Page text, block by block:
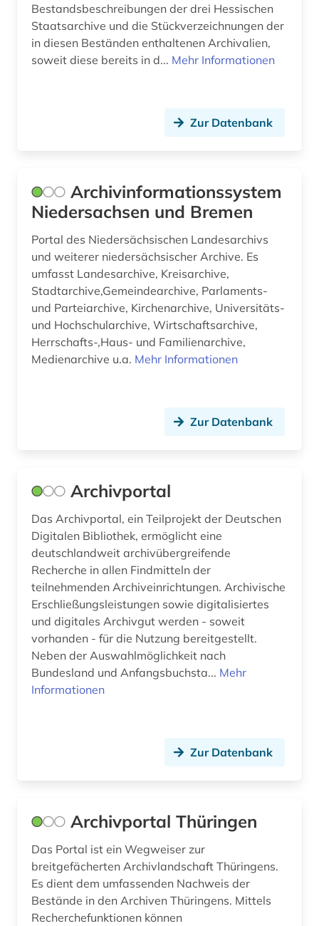
forschungsbibliothek gotha (1)
forschungsdaten (2)
frau (2)
frauenarbeit (1)
freie plattform (1)
frühdruck (2)
frühe neuzeit (1)
fürstlich waldecksche hofbibliothek (1)
galloromanistik (1)
geisteswissenschaften (4)
georg thomas von (1)
geschichte (27)
geschichte &lt;1400-1600&gt; (1)
geschichte 1073-1085 (1)
geschichte 1480-1900 (1)
geschichte <1455-1830> (1)
geschichte anfänge-1550 (1)
gesellschaft (1)
giambattista (1)
Bestandsbeschreibungen der drei Hessischen
Staatsarchive und die Stückverzeichnungen der
in diesen Beständen enthaltenen Archivalien,
soweit diese bereits in d... Mehr Informationen
Zur Datenbank
Archivinformationssystem
Niedersachsen und Bremen
Portal des Niedersächsischen Landesarchivs
und weiterer niedersächsischer Archive. Es
umfasst Landesarchive, Kreisarchive,
Stadtarchive,Gemeindearchive, Parlaments-
und Parteiarchive, Kirchenarchive, Universitäts-
und Hochschularchive, Wirtschaftsarchive,
Herrschafts-,Haus- und Familienarchive,
Medienarchive u.a. Mehr Informationen
Zur Datenbank
Archivportal
Das Archivportal, ein Teilprojekt der Deutschen
Digitalen Bibliothek, ermöglicht eine
deutschlandweit archivübergreifende
Recherche in allen Findmitteln der
teilnehmenden Archiveinrichtungen. Archivische
Erschließungsleistungen sowie digitalisiertes
und digitales Archivgut werden - soweit
vorhanden - für die Nutzung bereitgestellt.
Neben der Auswahlmöglichkeit nach
Bundesland und Anfangsbuchsta... Mehr
Informationen
Zur Datenbank
Archivportal Thüringen
Das Portal ist ein Wegweiser zur
breitgefächerten Archivlandschaft Thüringens.
Es dient dem umfassenden Nachweis der
Bestände in den Archiven Thüringens. Mittels
Recherchefunktionen können